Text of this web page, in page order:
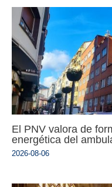
El PNV valora de
energética del
2026-08-06